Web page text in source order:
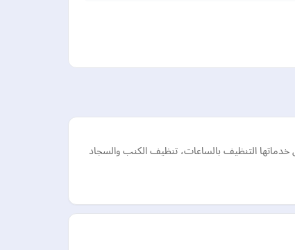
التنظيف بالساعات، تنظيف الكنب والسجاد